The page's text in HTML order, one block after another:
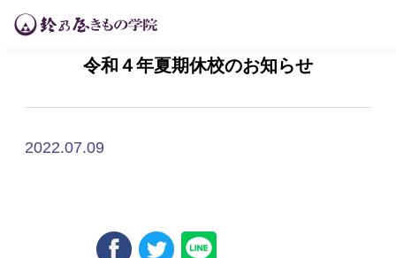
令和４年夏期休校のお知らせ
2022.07.09